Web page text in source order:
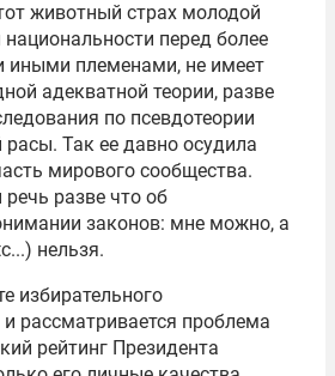
животный страх молодой
перед более
иными племенами, не имеет
адекватной теории, разве
по псевдотеории
Так ее давно осудила
мирового сообщества.
разве что об
законов: мне можно, а
нельзя.
избирательного
рассматривается проблема
рейтинг Президента